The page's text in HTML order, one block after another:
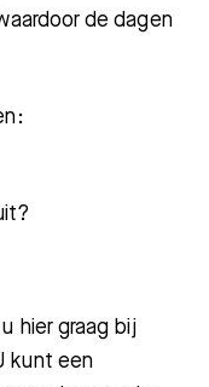
de dagen
hier graag bij
kunt een